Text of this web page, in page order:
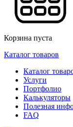
Корзина пуста
Каталог товаров
Каталог
Услуги
Портфолио
Калькуляторы
Полезная
FAQ